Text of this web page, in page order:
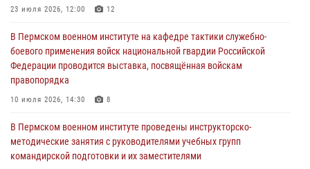
курсов повышения квалификации офицерского состава
09 июля 2026, 11:30 3
В Пермском военном институте начала работу приемная комиссия
по набору абитуриентов из числа граждан, прошедших и не
08 июля 2026, 09:36 2
Военнослужащие Пермского военного института приняли участие в
23 июля 2026, 12:00 12
В Пермском военном институте на кафедре тактики служебно-
боевого применения войск национальной гвардии Российской
Федерации проводится выставка, посвящённая войскам
правопорядка
10 июля 2026, 14:30 8
В Пермском военном институте проведены инструкторско-
методические занятия с руководителями учебных групп
командирской подготовки и их заместителями